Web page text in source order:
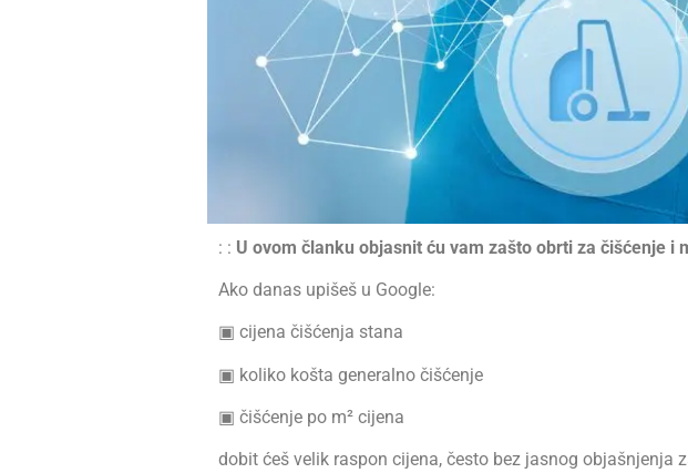
: : U ovom članku objasnit ću vam zašto obrti za čišćenje
Ako danas upišeš u Google:
▣ cijena čišćenja stana
▣ koliko košta generalno čišćenje
▣ čišćenje po m² cijena
dobit ćeš velik raspon cijena, često bez jasnog objašnjenja